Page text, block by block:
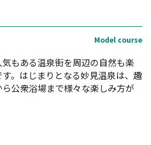
もある温泉街を周辺の自然も楽
。はじまりとなる妙見温泉は、趣
公衆浴場まで様々な楽しみ方が